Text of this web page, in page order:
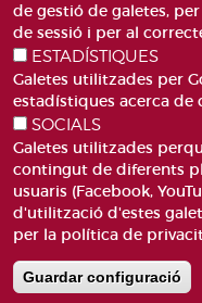
de gestió de galetes,
de sessió i per al
ESTADÍSTIQUES
Galetes utilitzades per
estadístiques acerca
SOCIALS
Galetes utilitzades
contingut de diferents
usuaris (Facebook,
d'utilització d'estes
per la política de
Guardar configuració